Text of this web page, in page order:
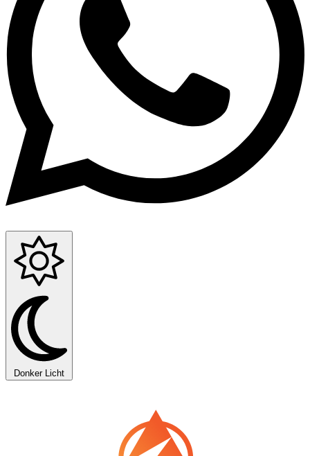
Donker Licht